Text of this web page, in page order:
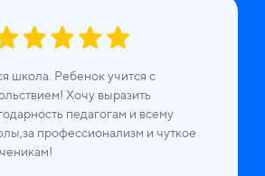
школа. Ребенок учится с
Хочу выразить
педагогам и всему
профессионализм и чуткое